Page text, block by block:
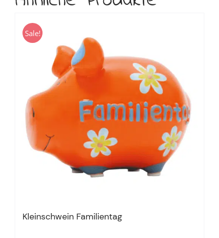
Sale!
Kleinschwein Familientag